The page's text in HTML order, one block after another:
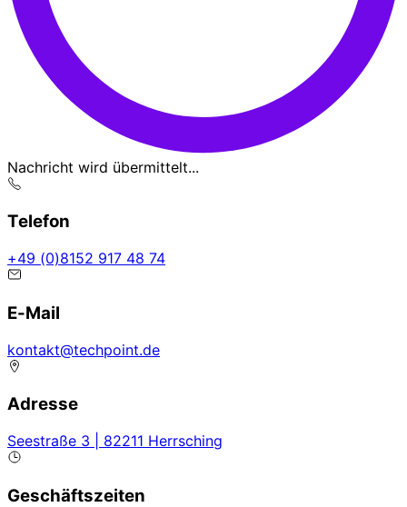
Nachricht wird übermittelt...
Telefon
47 84 719 2518(0) 94+
E-Mail
ed.tniophcet@tkatnok
Adresse
Seestraße 3 | 82211 Herrsching
Geschäftszeiten